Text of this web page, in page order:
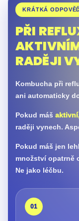
KRÁTKÁ
PŘI
RADĚJI
Kombucha při
ani automaticky
Pokud máš
raději vynech.
Pokud máš jen
množství opatrně
Ne jako léčbu.
01